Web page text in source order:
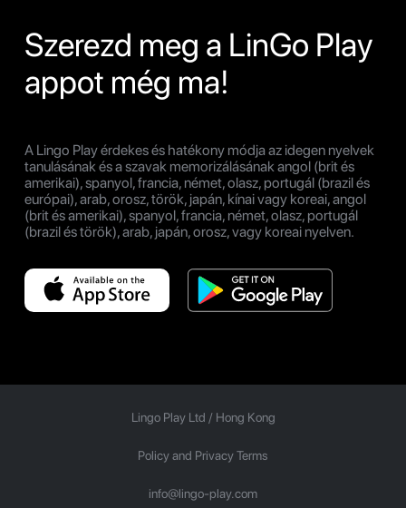
Szerezd meg a LinGo Play
appot még ma!
A Lingo Play érdekes és hatékony módja az idegen nyelvek
tanulásának és a szavak memorizálásának angol (brit és
amerikai), spanyol, francia, német, olasz, portugál (brazil és
európai), arab, orosz, török, japán, kínai vagy koreai, angol
(brit és amerikai), spanyol, francia, német, olasz, portugál
(brazil és török), arab, japán, orosz, vagy koreai nyelven.
Lingo Play Ltd / Hong Kong
Policy and Privacy Terms
info@lingo-play.com